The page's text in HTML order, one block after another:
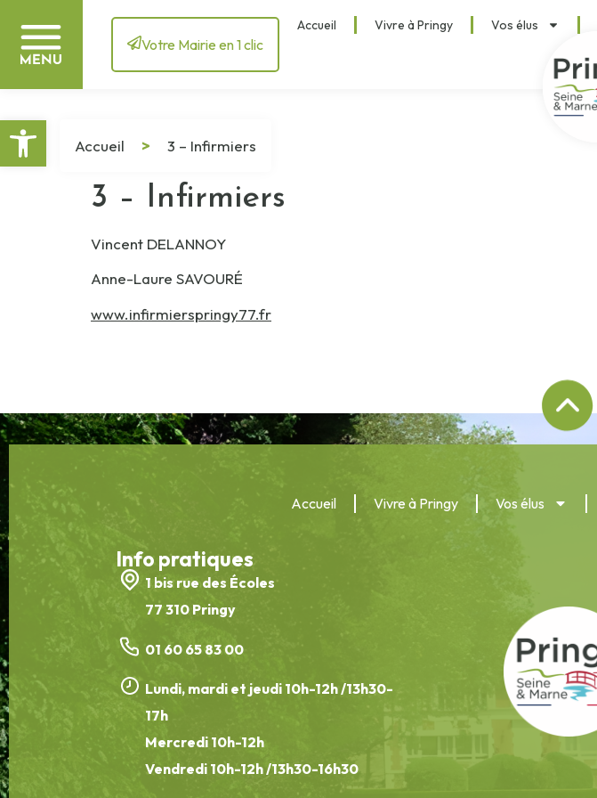
Ouvrir la barre d’outils
Votre Mairie en 1 clic
Accueil Vivre à Pringy Vos élus
Accueil > 3 – Infirmiers
3 – Infirmiers
Vincent DELANNOY
Anne-Laure SAVOURÉ
www.infirmierspringy77.fr
Accueil Vivre à Pringy Vos élus
Info pratiques
1 bis rue des Écoles
77 310 Pringy
01 60 65 83 00
Lundi, mardi et jeudi 10h-12h /13h30-
17h
Mercredi 10h-12h
Vendredi 10h-12h /13h30-16h30